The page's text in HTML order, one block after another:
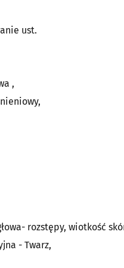
ust.
,
rozstępy, wiotkość
- Twarz,